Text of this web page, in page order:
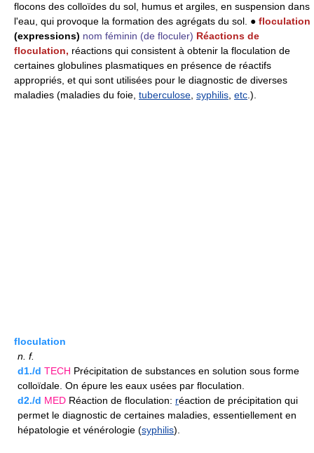
flocons des colloïdes du sol, humus et argiles, en suspension dans
l'eau, qui provoque la formation des agrégats du sol. ● floculation
(expressions) nom féminin (de floculer) Réactions de
floculation, réactions qui consistent à obtenir la floculation de
certaines globulines plasmatiques en présence de réactifs
appropriés, et qui sont utilisées pour le diagnostic de diverses
maladies (maladies du foie, tuberculose syphilis etc .).
floculation
n. f.
d1./d TECH Précipitation de substances en solution sous forme
colloïdale. On épure les eaux usées par floculation.
d2./d MED Réaction de floculation: réaction de précipitation qui
permet le diagnostic de certaines maladies, essentiellement en
hépatologie et vénérologie (syphilis).